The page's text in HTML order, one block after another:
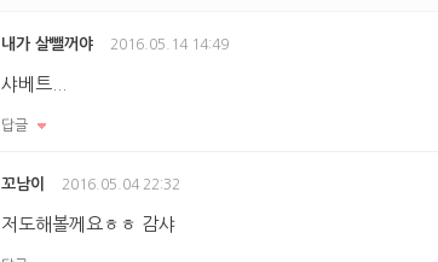
내가 살뺄꺼야 2016.05.14 14:49
샤베트...
답글
꼬남이 2016.05.04 22:32
저도해볼께요ㅎㅎ 감샤